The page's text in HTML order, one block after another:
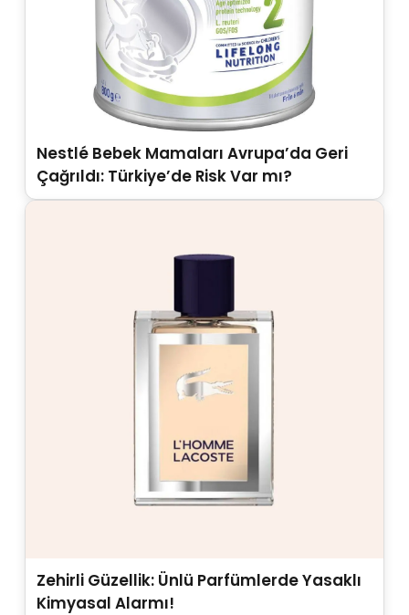
Nestlé Bebek Mamaları Avrupa’da Geri
Çağrıldı: Türkiye’de Risk Var mı?
Zehirli Güzellik: Ünlü Parfümlerde Yasaklı
Kimyasal Alarmı!